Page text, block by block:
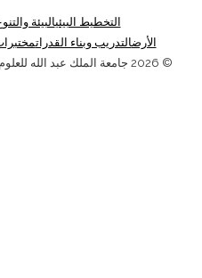
التخطيط البيئيالبيئة
الأرضالتدريب وبناء القدرات
© 2026 جامعة الملك عبد الله للعلوم والتقنية. جميع الحقوق محفوظة.